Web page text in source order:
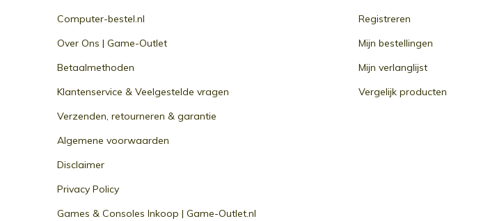
Computer-bestel.nl
Over Ons | Game-Outlet
Betaalmethoden
Klantenservice & Veelgestelde vragen
Verzenden, retourneren & garantie
Algemene voorwaarden
Disclaimer
Privacy Policy
Games & Consoles Inkoop | Game-Outlet.nl
Registreren
Mijn bestellingen
Mijn verlanglijst
Vergelijk producten